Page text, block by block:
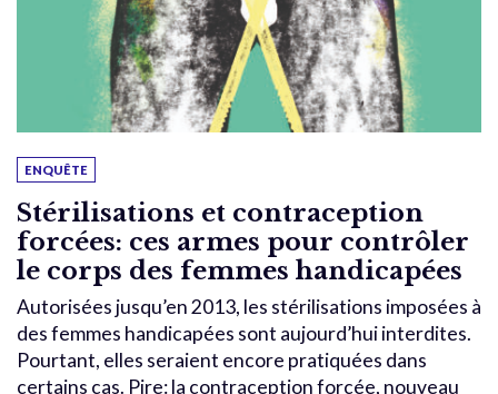
ENQUÊTE
Stérilisations et contraception
forcées: ces armes pour contrôler
le corps des femmes handicapées
Autorisées jusqu’en 2013, les stérilisations imposées à
des femmes handicapées sont aujourd’hui interdites.
Pourtant, elles seraient encore pratiquées dans
certains cas. Pire: la contraception forcée, nouveau